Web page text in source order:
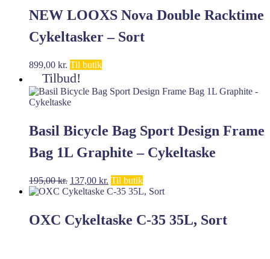
NEW LOOXS Nova Double Racktime
Cykeltasker – Sort
899,00 kr. Til butik
Tilbud!
Basil Bicycle Bag Sport Design Frame
Bag 1L Graphite – Cykeltaske
195,00kr. Den
oprindelige
var:
195,00 kr..
137,00 kr. Den
aktuelle
137,00 kr..
Til butik
OXC Cykeltaske C-35 35L, Sort